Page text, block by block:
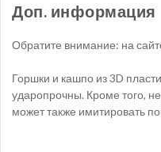
Доп. информация
Обратите внимание: на
Горшки и кашпо из 3D
ударопрочны. Кроме того,
может также имитировать